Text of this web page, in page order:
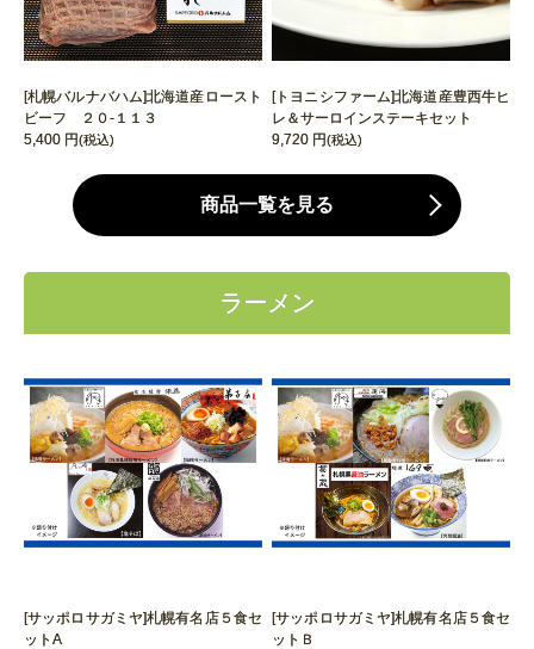
[札幌バルナバハム]北海道産ロースト
ビーフ ２０‐１１３
5,400 円(税込)
[トヨニシファーム]北海道産豊西牛ヒ
レ＆サーロインステーキセット
9,720 円(税込)
商品一覧を見る
ラーメン
[サッポロサガミヤ]札幌有名店５食セ
ットA
[サッポロサガミヤ]札幌有名店５食セ
ットＢ